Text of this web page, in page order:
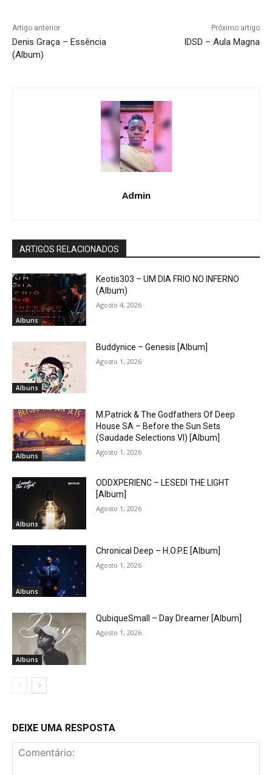
Artigo anterior
Denis Graça – Essência
(Album)
Próximo artigo
IDSD – Aula Magna
Admin
ARTIGOS RELACIONADOS
Albuns
Keotis303 – UM DIA FRIO NO INFERNO
(Album)
Agosto 4, 2026
Albuns
Buddynice – Genesis [Album]
Agosto 1, 2026
Albuns
M.Patrick & The Godfathers Of Deep
House SA – Before the Sun Sets
(Saudade Selections VI) [Album]
Agosto 1, 2026
Albuns
ODDXPERIENC – LESEDI THE LIGHT
[Album]
Agosto 1, 2026
Albuns
Chronical Deep – H.O.P.E [Album]
Agosto 1, 2026
Albuns
QubiqueSmall – Day Dreamer [Album]
Agosto 1, 2026
DEIXE UMA RESPOSTA